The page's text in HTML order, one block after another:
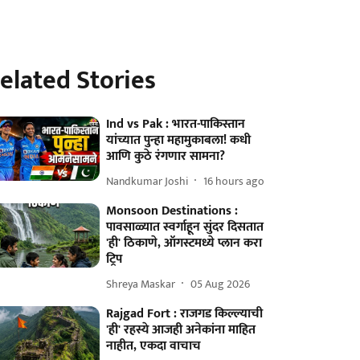
Stories
Ind vs Pak : भारत-पाकिस्तान
यांच्यात पुन्हा महामुकाबला! कधी
आणि कुठे रंगणार सामना?
Nandkumar Joshi 16 hours ago
Monsoon Destinations :
पावसाळ्यात स्वर्गाहून सुंदर दिसतात
'ही' ठिकाणे, ऑगस्टमध्ये प्लान करा
ट्रिप
Shreya Maskar 05 Aug 2026
Rajgad Fort : राजगड किल्ल्याची
'ही' रहस्ये आजही अनेकांना माहित
नाहीत, एकदा वाचाच